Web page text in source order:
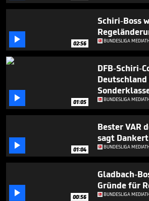
 02:56
Schiri-Boss
BUNDESLIGA
 01:05
DFB-Schiri-
BUNDESLIGA
 01:04
Bester VAR
sagt Dankert
BUNDESLIGA
 00:56
Gladbach-
Gründe für
BUNDESLIGA